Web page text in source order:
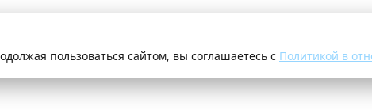
пользоваться сайтом, вы соглашаетесь с Политикой в